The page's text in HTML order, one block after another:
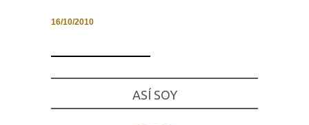
16/10/2010
ASÍ SOY
Necesarias